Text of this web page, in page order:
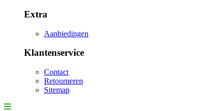
Extra
Aanbiedingen
Klantenservice
Contact
Retourneren
Sitemap